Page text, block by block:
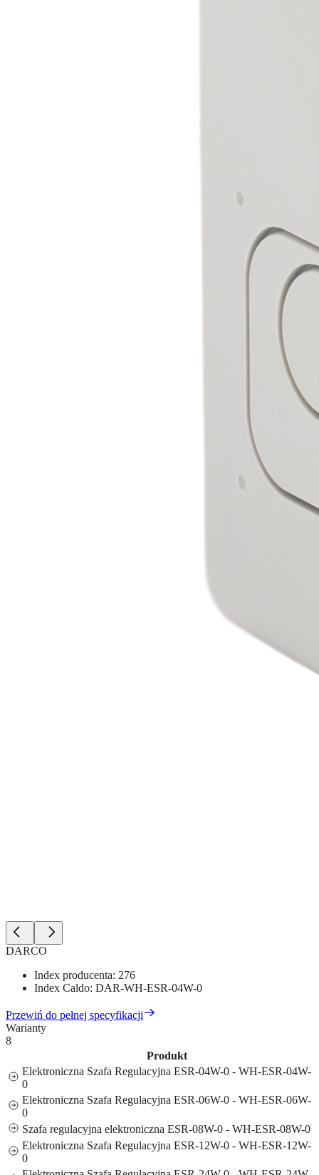
DARCO
Index producenta: 276
Index Caldo: DAR-WH-ESR-04W-0
Przewiń do pełnej specyfikacji
Warianty
8
Produkt
Elektroniczna Szafa Regulacyjna ESR-04W-0 - WH-ESR-04W-
0
Elektroniczna Szafa Regulacyjna ESR-06W-0 - WH-ESR-06W-
0
Szafa regulacyjna elektroniczna ESR-08W-0 - WH-ESR-08W-0
Elektroniczna Szafa Regulacyjna ESR-12W-0 - WH-ESR-12W-
0